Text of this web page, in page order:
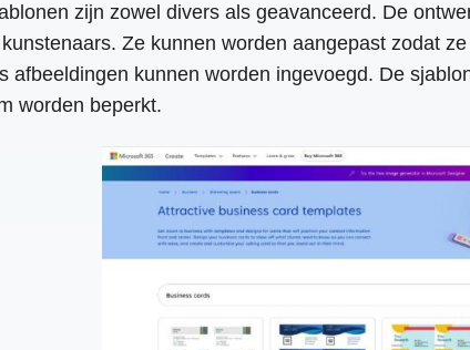
zijn zowel divers als geavanceerd. De
Ze kunnen worden aangepast zodat
afbeeldingen kunnen worden ingevoegd. De
worden beperkt.